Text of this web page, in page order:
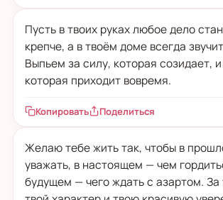
Пусть в твоих руках любое дело
крепче, а в твоём доме всегда
Выпьем за силу, которая созидает, и
которая приходит вовремя.
Копировать Поделиться
Желаю тебе жить так, чтобы в
уважать, в настоящем — чем
будущем — чего ждать с азартом. За